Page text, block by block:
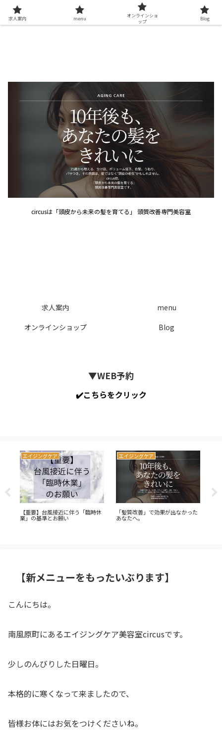
circusは「頭皮から未来の髪を育てる」 頭質改善専門美容室
求人案内
menu
オンラインショップ
Blog
▼WEB予約
✔️こちらをクリック
エイジングケア
【重要】台風接近に伴う「臨時休
業」の基準とお願い
エイジングケア
「髪質改善」で効果が出なかった
あなたへ。
【新メニューをもったいぶります】
こんにちは。
南風原町にあるエイジングケア美容室circusです。
少しのんびりした日曜日。
本格的に寒くなって来ましたので、
皆様お体にはお気をつけくださいね。
求人案内 menu
オンラインショ
ップ
Blog